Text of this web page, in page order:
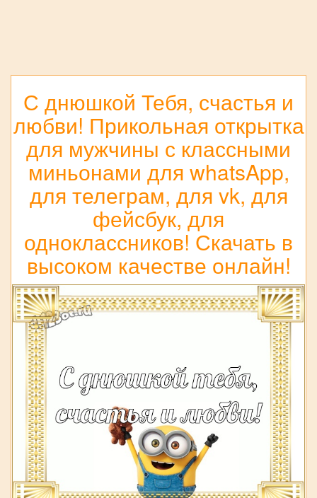
С днюшкой Тебя, счастья и
любви! Прикольная открытка
для мужчины с классными
миньонами для whatsApp,
для телеграм, для vk, для
фейсбук, для
одноклассников! Скачать в
высоком качестве онлайн!